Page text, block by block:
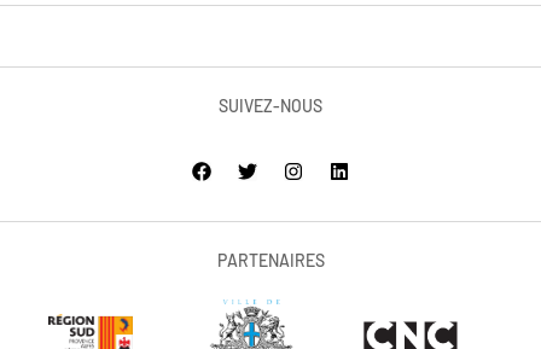
SUIVEZ-NOUS
PARTENAIRES